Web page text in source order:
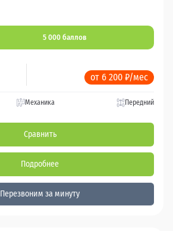
5 000 баллов
от 6 200 ₽/мес
Механика Передний
Сравнить
Подробнее
Перезвоним за минуту